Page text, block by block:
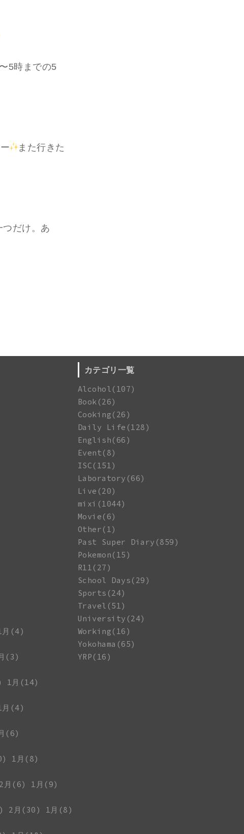
5時までの5
また行きた
だけ。あ
月(4)
(3)
1月(14)
月(4)
(6)
1月(8)
2月(6)
1月(9)
2月(30)
1月(8)
カテゴリ一覧
Alcohol(107)
Book(26)
Cooking(26)
Daily Life(128)
English(66)
Event(8)
ISC(151)
Laboratory(66)
Live(20)
mixi(1044)
Movie(6)
Other(1)
Past Super Diary(859)
Pokemon(15)
R11(27)
School Days(29)
Sports(24)
Travel(51)
University(24)
Working(16)
Yokohama(65)
YRP(16)